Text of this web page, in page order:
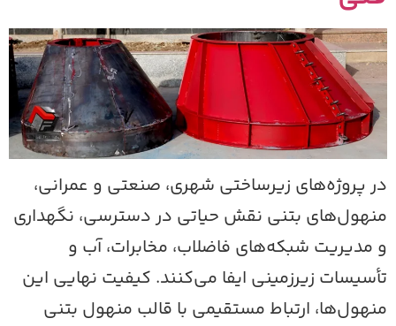
پروژه‌های زیرساختی شهری، صنعتی و عمرانی،
بتنی نقش حیاتی در دسترسی، نگهداری
مدیریت شبکه‌های فاضلاب، مخابرات، آب و
زیرزمینی ایفا می‌کنند. کیفیت نهایی این
ارتباط مستقیمی با قالب منهول بتنی